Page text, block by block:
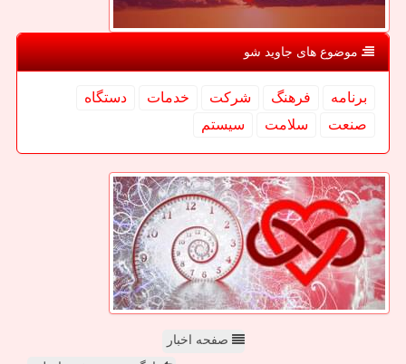
موضوع های جاوید شو
برنامه فرهنگ شركت خدمات
دستگاه
صنعت
سلامت سیستم
صفحه اخبار